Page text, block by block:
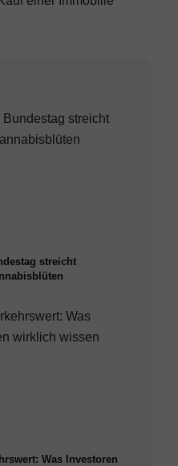
streicht
Was Investoren